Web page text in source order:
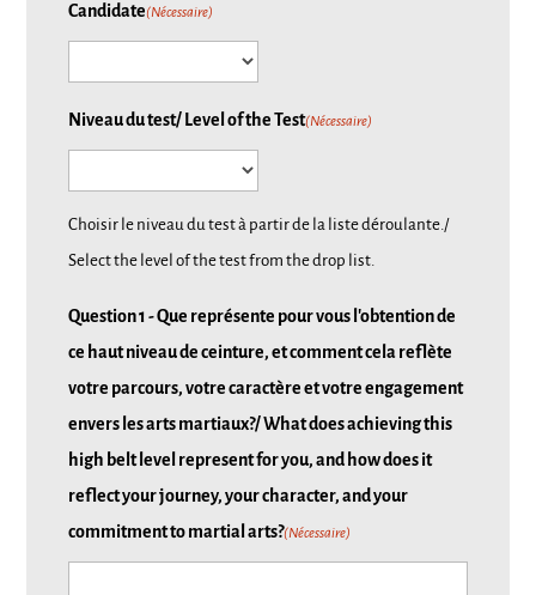
Candidate(Nécessaire)
Niveau du test/ Level of the Test(Nécessaire)
Choisir le niveau du test à partir de la liste déroulante./
Select the level of the test from the drop list.
Question 1 - Que représente pour vous l'obtention de
ce haut niveau de ceinture, et comment cela reflète
votre parcours, votre caractère et votre engagement
envers les arts martiaux?/ What does achieving this
high belt level represent for you, and how does it
reflect your journey, your character, and your
commitment to martial arts?(Nécessaire)